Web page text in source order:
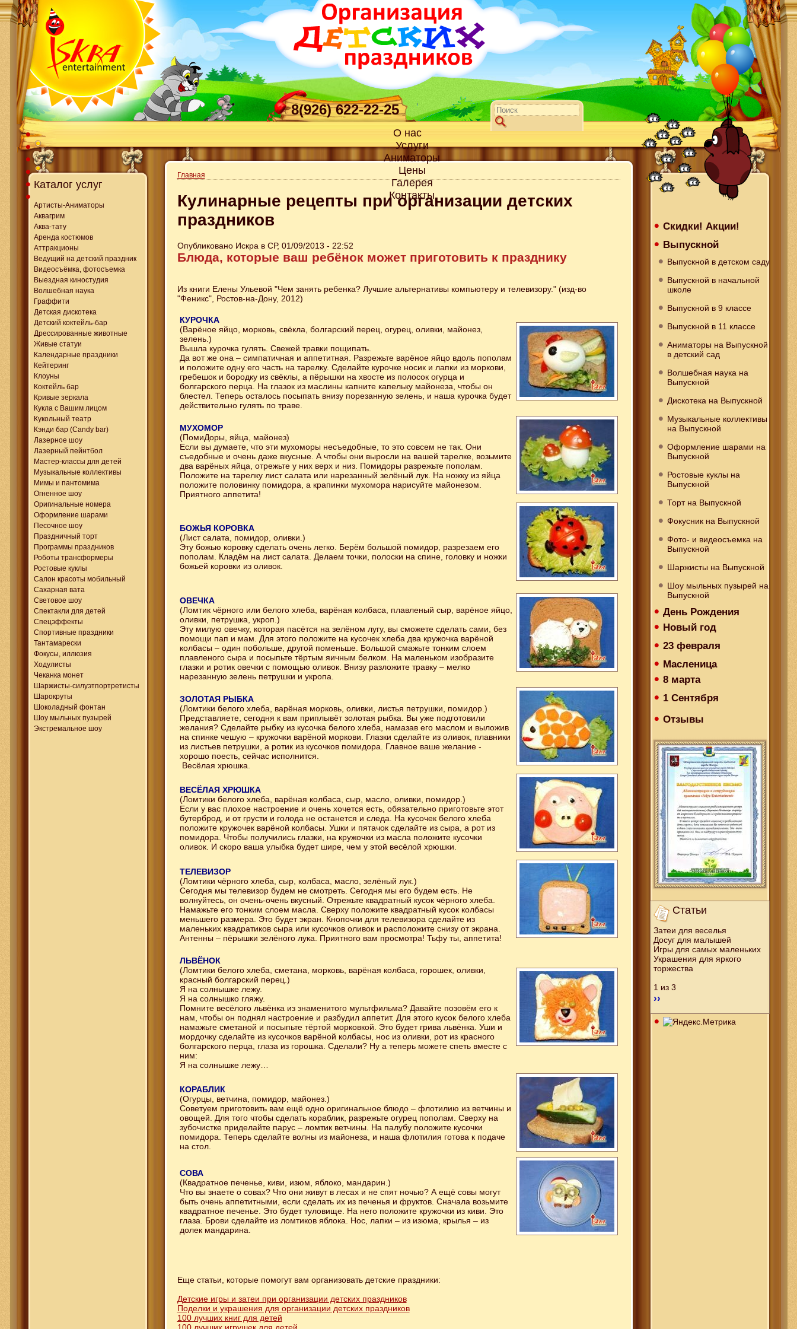
8(926) 622-22-25
О нас
Услуги
Аниматоры
Цены
Галерея
Контакты
Каталог услуг
Артисты-Аниматоры
Аквагрим
Аква-тату
Аренда костюмов
Аттракционы
Ведущий на детский праздник
Видеосъёмка, фотосъемка
Выездная киностудия
Волшебная наука
Граффити
Детская дискотека
Детский коктейль-бар
Дрессированные животные
Живые статуи
Календарные праздники
Кейтеринг
Клоуны
Коктейль бар
Кривые зеркала
Кукла с Вашим лицом
Кукольный театр
Кэнди бар (Candy bar)
Лазерное шоу
Лазерный пейнтбол
Мастер-классы для детей
Музыкальные коллективы
Мимы и пантомима
Огненное шоу
Оригинальные номера
Оформление шарами
Песочное шоу
Праздничный торт
Программы праздников
Роботы трансформеры
Ростовые куклы
Салон красоты мобильный
Сахарная вата
Световое шоу
Спектакли для детей
Спецэффекты
Спортивные праздники
Тантамарески
Фокусы, иллюзия
Ходулисты
Чеканка монет
Шаржисты-силуэтпортретисты
Шарокруты
Шоколадный фонтан
Шоу мыльных пузырей
Экстремальное шоу
Скидки! Акции!
Выпускной
Выпускной в детском саду
Выпускной в начальной
школе
Выпускной в 9 классе
Выпускной в 11 классе
Аниматоры на Выпускной
в детский сад
Волшебная наука на
Выпускной
Дискотека на Выпускной
Музыкальные коллективы
на Выпускной
Оформление шарами на
Выпускной
Ростовые куклы на
Выпускной
Торт на Выпускной
Фокусник на Выпускной
Фото- и видеосъемка на
Выпускной
Шаржисты на Выпускной
Шоу мыльных пузырей на
Выпускной
День Рождения
Новый год
23 февраля
Масленица
8 марта
1 Сентября
Отзывы
Статьи
Затеи для веселья
Досуг для малышей
Игры для самых маленьких
Украшения для яркого
торжества
1 из 3
››
Главная
Кулинарные рецепты при организации детских
праздников
Опубликовано Искра в СР, 01/09/2013 - 22:52
Блюда, которые ваш ребёнок может приготовить к празднику
Из книги Елены Ульевой "Чем занять ребенка? Лучшие альтернативы компьютеру и телевизору." (изд-во
"Феникс", Ростов-на-Дону, 2012)
КУРОЧКА
(Варёное яйцо, морковь, свёкла, болгарский перец, огурец, оливки, майонез,
зелень.)
Вышла курочка гулять. Свежей травки пощипать.
Да вот же она – симпатичная и аппетитная. Разрежьте варёное яйцо вдоль пополам
и положите одну его часть на тарелку. Сделайте курочке носик и лапки из моркови,
гребешок и бородку из свёклы, а пёрышки на хвосте из полосок огурца и
болгарского перца. На глазок из маслины капните капельку майонеза, чтобы он
блестел. Теперь осталось посыпать внизу порезанную зелень, и наша курочка будет
действительно гулять по траве.
МУХОМОР
(ПомиДоры, яйца, майонез)
Если вы думаете, что эти мухоморы несъедобные, то это совсем не так. Они
съедобные и очень даже вкусные. А чтобы они выросли на вашей тарелке, возьмите
два варёных яйца, отрежьте у них верх и низ. Помидоры разрежьте пополам.
Положите на тарелку лист салата или нарезанный зелёный лук. На ножку из яйца
положите половинку помидора, а крапинки мухомора нарисуйте майонезом.
Приятного аппетита!
БОЖЬЯ КОРОВКА
(Лист салата, помидор, оливки.)
Эту божью коровку сделать очень легко. Берём большой помидор, разрезаем его
пополам. Кладём на лист салата. Делаем точки, полоски на спине, головку и ножки
божьей коровки из оливок.
ОВЕЧКА
(Ломтик чёрного или белого хлеба, варёная колбаса, плавленый сыр, варёное яйцо,
оливки, петрушка, укроп.)
Эту милую овечку, которая пасётся на зелёном лугу, вы сможете сделать сами, без
помощи пап и мам. Для этого положите на кусочек хлеба два кружочка варёной
колбасы – один побольше, другой поменьше. Большой смажьте тонким слоем
плавленого сыра и посыпьте тёртым яичным белком. На маленьком изобразите
глазки и ротик овечки с помощью оливок. Внизу разложите травку – мелко
нарезанную зелень петрушки и укропа.
ЗОЛОТАЯ РЫБКА
(Ломтики белого хлеба, варёная морковь, оливки, листья петрушки, помидор.)
Представляете, сегодня к вам приплывёт золотая рыбка. Вы уже подготовили
желания? Сделайте рыбку из кусочка белого хлеба, намазав его маслом и выложив
на спинке чешую – кружочки варёной моркови. Глазки сделайте из оливок, плавники
из листьев петрушки, а ротик из кусочков помидора. Главное ваше желание -
хорошо поесть, сейчас исполнится.
Весёлая хрюшка.
ВЕСЁЛАЯ ХРЮШКА
(Ломтики белого хлеба, варёная колбаса, сыр, масло, оливки, помидор.)
Если у вас плохое настроение и очень хочется есть, обязательно приготовьте этот
бутерброд, и от грусти и голода не останется и следа. На кусочек белого хлеба
положите кружочек варёной колбасы. Ушки и пятачок сделайте из сыра, а рот из
помидора. Чтобы получились глазки, на кружочки из масла положите кусочки
оливок. И скоро ваша улыбка будет шире, чем у этой весёлой хрюшки.
ТЕЛЕВИЗОР
(Ломтики чёрного хлеба, сыр, колбаса, масло, зелёный лук.)
Сегодня мы телевизор будем не смотреть. Сегодня мы его будем есть. Не
волнуйтесь, он очень-очень вкусный. Отрежьте квадратный кусок чёрного хлеба.
Намажьте его тонким слоем масла. Сверху положите квадратный кусок колбасы
меньшего размера. Это будет экран. Кнопочки для телевизора сделайте из
маленьких квадратиков сыра или кусочков оливок и расположите снизу от экрана.
Антенны – пёрышки зелёного лука. Приятного вам просмотра! Тьфу ты, аппетита!
ЛЬВЁНОК
(Ломтики белого хлеба, сметана, морковь, варёная колбаса, горошек, оливки,
красный болгарский перец.)
Я на солнышке лежу.
Я на солнышко гляжу.
Помните весёлого львёнка из знаменитого мультфильма? Давайте позовём его к
нам, чтобы он поднял настроение и разбудил аппетит. Для этого кусок белого хлеба
намажьте сметаной и посыпьте тёртой морковкой. Это будет грива львёнка. Уши и
мордочку сделайте из кусочков варёной колбасы, нос из оливки, рот из красного
болгарского перца, глаза из горошка. Сделали? Ну а теперь можете спеть вместе с
ним:
Я на солнышке лежу…
КОРАБЛИК
(Огурцы, ветчина, помидор, майонез.)
Советуем приготовить вам ещё одно оригинальное блюдо – флотилию из ветчины и
овощей. Для того чтобы сделать кораблик, разрежьте огурец пополам. Сверху на
зубочистке приделайте парус – ломтик ветчины. На палубу положите кусочки
помидора. Теперь сделайте волны из майонеза, и наша флотилия готова к подаче
на стол.
СОВА
(Квадратное печенье, киви, изюм, яблоко, мандарин.)
Что вы знаете о совах? Что они живут в лесах и не спят ночью? А ещё совы могут
быть очень аппетитными, если сделать их из печенья и фруктов. Сначала возьмите
квадратное печенье. Это будет туловище. На него положите кружочки из киви. Это
глаза. Брови сделайте из ломтиков яблока. Нос, лапки – из изюма, крылья – из
долек мандарина.
Еще статьи, которые помогут вам организовать детские праздники:
Детские игры и затеи при организации детских праздников
Поделки и украшения для организации детских праздников
100 лучших книг для детей